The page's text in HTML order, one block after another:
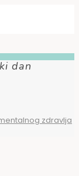
dan
zdravlja